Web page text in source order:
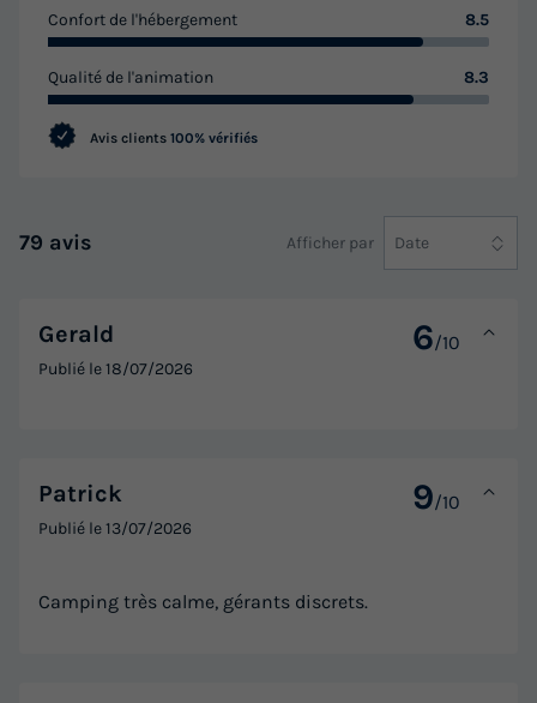
Confort de l'hébergement 8.5
Qualité de l'animation 8.3
Avis clients 100% vérifiés
79 avis Afficher par Date
Gerald 6/10
Publié le18/07/2026
Patrick 9/10
Publié le13/07/2026
Camping très calme, gérants discrets.